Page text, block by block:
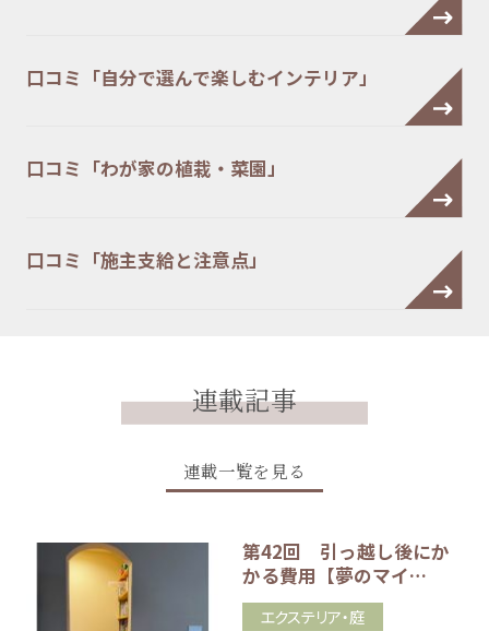
口コミ「自分で選んで楽しむインテリア」
口コミ「わが家の植栽・菜園」
口コミ「施主支給と注意点」
連載記事
連載一覧を見る
第42回 引っ越し後にか
かる費用【夢のマイ…
エクステリア・庭